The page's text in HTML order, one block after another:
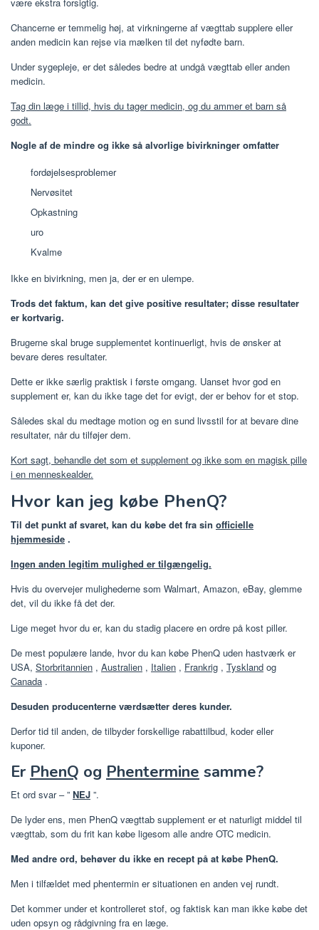
Chancerne er temmelig høj, at virkningerne af vægttab supplere eller
anden medicin kan rejse via mælken til det nyfødte barn.
Under sygepleje, er det således bedre at undgå vægttab eller anden
medicin.
Tag din læge i tillid, hvis du tager medicin, og du ammer et barn så
godt.
Nogle af de mindre og ikke så alvorlige bivirkninger omfatter
fordøjelsesproblemer
Nervøsitet
Opkastning
uro
Kvalme
Ikke en bivirkning, men ja, der er en ulempe.
Trods det faktum, kan det give positive resultater; disse resultater
er kortvarig.
Brugerne skal bruge supplementet kontinuerligt, hvis de ønsker at
bevare deres resultater.
Dette er ikke særlig praktisk i første omgang. Uanset hvor god en
supplement er, kan du ikke tage det for evigt, der er behov for et stop.
Således skal du medtage motion og en sund livsstil for at bevare dine
resultater, når du tilføjer dem.
Kort sagt, behandle det som et supplement og ikke som en magisk pille
i en menneskealder.
Hvor kan jeg købe PhenQ?
Til det punkt af svaret, kan du købe det fra sin officielle
hjemmeside .
Ingen anden legitim mulighed er tilgængelig.
Hvis du overvejer mulighederne som Walmart, Amazon, eBay, glemme
det, vil du ikke få det der.
Lige meget hvor du er, kan du stadig placere en ordre på kost piller.
De mest populære lande, hvor du kan købe PhenQ uden hastværk er
USA, Storbritannien , Australien , Italien , Frankrig , Tyskland og
Canada .
Desuden producenterne værdsætter deres kunder.
Derfor tid til anden, de tilbyder forskellige rabattilbud, koder eller
kuponer.
Er PhenQ og Phentermine samme?
Et ord svar – ” NEJ ”.
De lyder ens, men PhenQ vægttab supplement er et naturligt middel til
vægttab, som du frit kan købe ligesom alle andre OTC medicin.
Med andre ord, behøver du ikke en recept på at købe PhenQ.
Men i tilfældet med phentermin er situationen en anden vej rundt.
Det kommer under et kontrolleret stof, og faktisk kan man ikke købe det
uden opsyn og rådgivning fra en læge.